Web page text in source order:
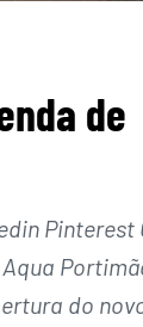
de
Pinterest
do